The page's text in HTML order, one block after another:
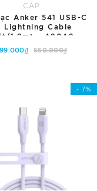
CÁP
Anker 541 USB-C
Lightning Cable
1.8m) – A80A2
550.000₫
- 7%